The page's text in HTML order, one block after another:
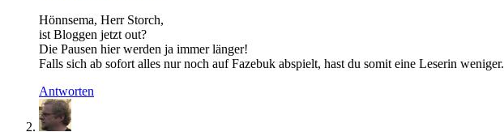
Hönnsema, Herr Storch,
ist Bloggen jetzt out?
Die Pausen hier werden ja immer länger!
Falls sich ab sofort alles nur noch auf Fazebuk abspielt, hast du somit eine Leserin weniger.
Antworten